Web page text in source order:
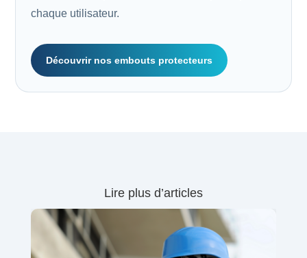
chaque utilisateur.
Découvrir nos embouts protecteurs
Lire plus d’articles